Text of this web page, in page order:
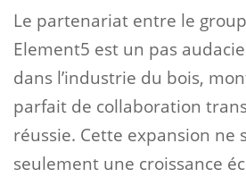
Le partenariat entre le
Element5 est un pas
dans l’industrie du bois,
parfait de collaboration
réussie. Cette expansion ne
seulement une croissance